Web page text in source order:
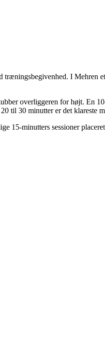
I Mehren
overliggeren for højt. En
til 30 minutter er det klareste
15-minutters sessioner